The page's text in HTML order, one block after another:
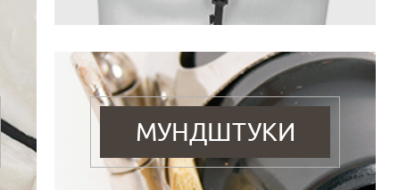
МУНДШТУКИ